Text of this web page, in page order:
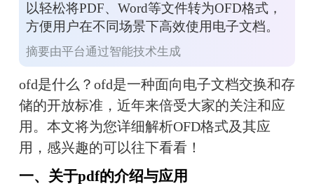
以轻松将PDF、Word等文件转为OFD格式，
方便用户在不同场景下高效使用电子文档。
摘要由平台通过智能技术生成
ofd是什么？ofd是一种面向电子文档交换和存
储的开放标准，近年来倍受大家的关注和应
用。本文将为您详细解析OFD格式及其应
用，感兴趣的可以往下看看！
一、关于pdf的介绍与应用